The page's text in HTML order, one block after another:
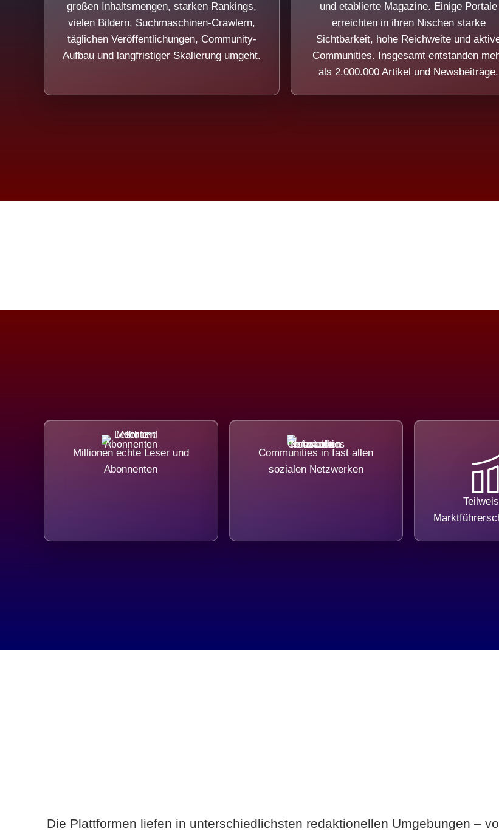
großen Inhaltsmengen, starken Rankings,
vielen Bildern, Suchmaschinen-Crawlern,
täglichen Veröffentlichungen, Community-
Aufbau und langfristiger Skalierung umgeht.
und etablierte Magazine. Einige Portale
erreichten in ihren Nischen starke
Sichtbarkeit, hohe Reichweite und
Communities. Insgesamt entstanden
als 2.000.000 Artikel und Newsbeiträge.
Millionen echte Leser und
Abonnenten
Communities in fast allen
sozialen Netzwerken
Die Plattformen liefen in unterschiedlichsten redaktionellen Umgebungen –